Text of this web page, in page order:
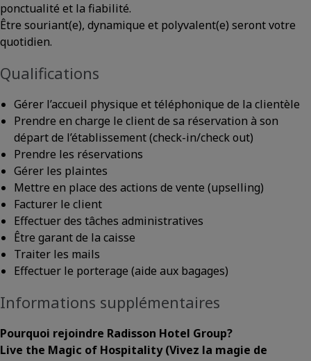
ponctualité et la fiabilité.
Être souriant(e), dynamique et polyvalent(e) seront votre
quotidien.
Qualifications
Gérer l’accueil physique et téléphonique de la clientèle
Prendre en charge le client de sa réservation à son
départ de l’établissement (check-in/check out)
Prendre les réservations
Gérer les plaintes
Mettre en place des actions de vente (upselling)
Facturer le client
Effectuer des tâches administratives
Être garant de la caisse
Traiter les mails
Effectuer le porterage (aide aux bagages)
Informations supplémentaires
Pourquoi rejoindre Radisson Hotel Group?
Live the Magic of Hospitality (Vivez la magie de